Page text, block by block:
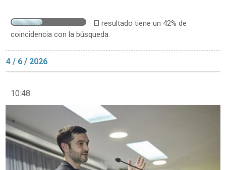
El resultado tiene un 42% de
coincidencia con la búsqueda.
4 / 6 / 2026
10:48